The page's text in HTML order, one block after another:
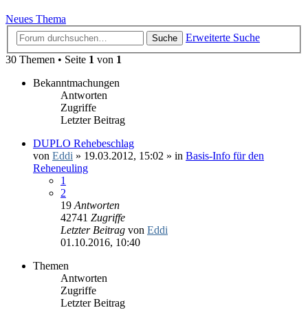
Neues Thema
Suche
Erweiterte Suche
30 Themen • Seite 1 von 1
Bekanntmachungen
Antworten
Zugriffe
Letzter Beitrag
DUPLO Rehebeschlag
von Eddi » 19.03.2012, 15:02 » in Basis-Info für den
Reheneuling
1
2
19 Antworten
42741 Zugriffe
Letzter Beitrag von Eddi
01.10.2016, 10:40
Themen
Antworten
Zugriffe
Letzter Beitrag